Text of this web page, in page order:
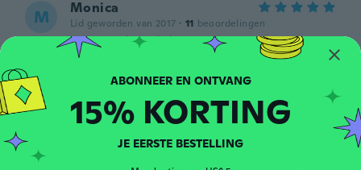
M Monica
Lid geworden van 2017 · 11 beoordelingen
ongeveer 6 jaar geleden
M Mirvat
Lid geworden van 2018 · 134 beoordelingen
ongeveer 6 jaar geleden
ABONNEER EN ONTVANG
15% KORTING
JE EERSTE BESTELLING